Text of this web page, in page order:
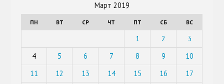
Март 2019
ПН ВТ СР ЧТ ПТ СБ ВС
1 2
3
4
5 6 7 8 9
10
11
12 13 14 15 16
17